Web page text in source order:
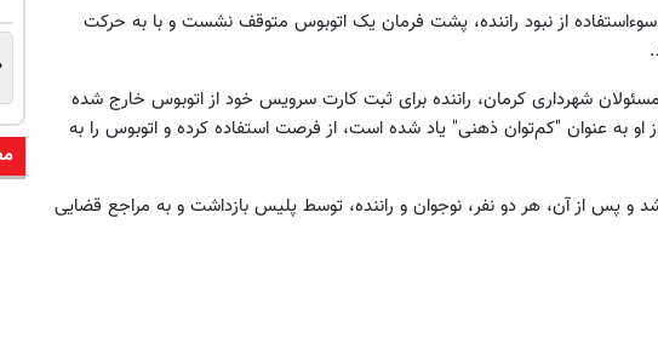
seconds Volume
90%
سوءاستفاده از نبود راننده، پشت فرمان یک اتوبوس متوقف نشست و با به حرکت
شهرداری کرمان، راننده برای ثبت کارت سرویس خود از اتوبوس خارج شده
او به عنوان "کم‌توان ذهنی" یاد شده است، از فرصت استفاده کرده و اتوبوس را به
از آن، هر دو نفر، نوجوان و راننده، توسط پلیس بازداشت و به مراجع قضایی